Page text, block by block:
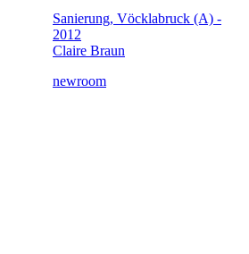
Sanierung, Vöcklabruck (A) -
2012
Claire Braun
newroom